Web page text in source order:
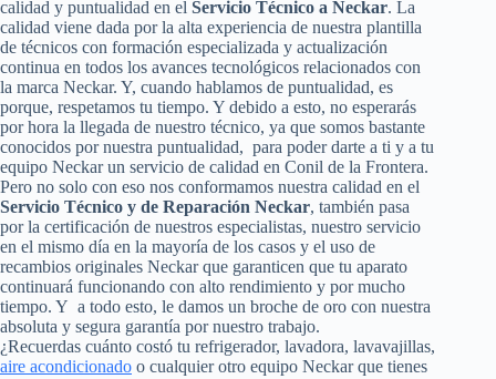
calidad y puntualidad en el Servicio Técnico a Neckar. La
calidad viene dada por la alta experiencia de nuestra plantilla
de técnicos con formación especializada y actualización
continua en todos los avances tecnológicos relacionados con
la marca Neckar. Y, cuando hablamos de puntualidad, es
porque, respetamos tu tiempo. Y debido a esto, no esperarás
por hora la llegada de nuestro técnico, ya que somos bastante
conocidos por nuestra puntualidad, para poder darte a ti y a tu
equipo Neckar un servicio de calidad en Conil de la Frontera.
Pero no solo con eso nos conformamos nuestra calidad en el
Servicio Técnico y de Reparación Neckar, también pasa
por la certificación de nuestros especialistas, nuestro servicio
en el mismo día en la mayoría de los casos y el uso de
recambios originales Neckar que garanticen que tu aparato
continuará funcionando con alto rendimiento y por mucho
tiempo. Y a todo esto, le damos un broche de oro con nuestra
absoluta y segura garantía por nuestro trabajo.
¿Recuerdas cuánto costó tu refrigerador, lavadora, lavavajillas,
aire acondicionado o cualquier otro equipo Neckar que tienes